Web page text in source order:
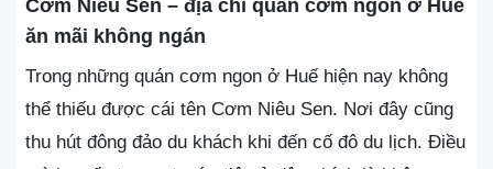
Cơm Niêu Sen – địa chỉ quán cơm ngon ở Huế
ăn mãi không ngán
Trong những quán cơm ngon ở Huế hiện nay không
thể thiếu được cái tên Cơm Niêu Sen. Nơi đây cũng
thu hút đông đảo du khách khi đến cố đô du lịch. Điều